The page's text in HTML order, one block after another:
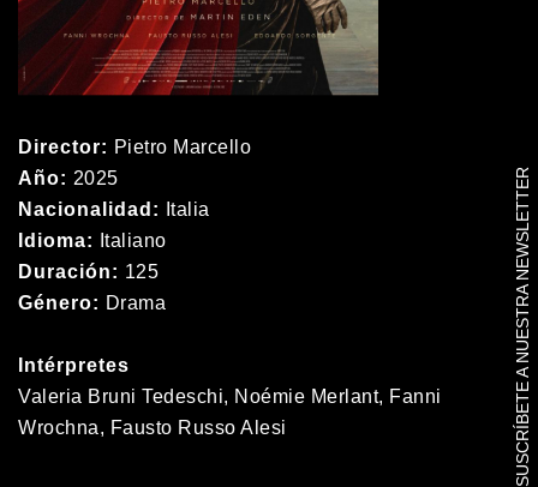
SUSCRÍBETE A NUESTRA NEWSLETTER
Director: Pietro Marcello
Año: 2025
Nacionalidad:
Italia
Idioma:
Italiano
Duración: 125
Género: Drama
Intérpretes
Valeria Bruni Tedeschi, Noémie Merlant, Fanni
Wrochna, Fausto Russo Alesi